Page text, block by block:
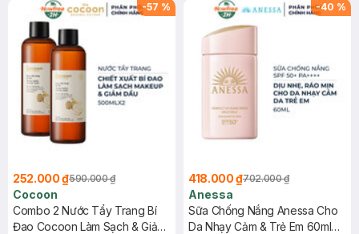
-57 %
252.000 ₫590.000 ₫
Cocoon
Combo 2 Nước Tẩy Trang Bí
Đao Cocoon Làm Sạch & Giảm
-40 %
418.000 ₫702.000 ₫
Anessa
Sữa Chống Nắng Anessa Cho
Da Nhạy Cảm & Trẻ Em 60ml